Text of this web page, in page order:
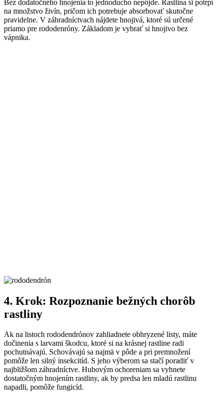
Bez dodatočného hnojenia to jednoducho nepôjde. Rastlina si potrpí
na množstvo živín, pričom ich potrebuje absorbovať skutočne
pravidelne. V záhradníctvach nájdete hnojivá, ktoré sú určené
priamo pre rododenróny. Základom je vybrať si hnojivo bez
vápnika.
4. Krok: Rozpoznanie bežných chorôb
rastliny
Ak na listoch rododendrónov zahliadnete obhryzené listy, máte
dočinenia s larvami škodcu, ktoré si na krásnej rastline radi
pochutnávajú. Schovávajú sa najmä v pôde a pri premnožení
pomôže len silný insekcitíd. S jeho výberom sa stačí poradiť v
najbližšom záhradníctve. Hubovým ochoreniam sa vyhnete
dostatočným hnojením rastliny, ak by predsa len mladú rastlinu
napadli, pomôže fungicíd.